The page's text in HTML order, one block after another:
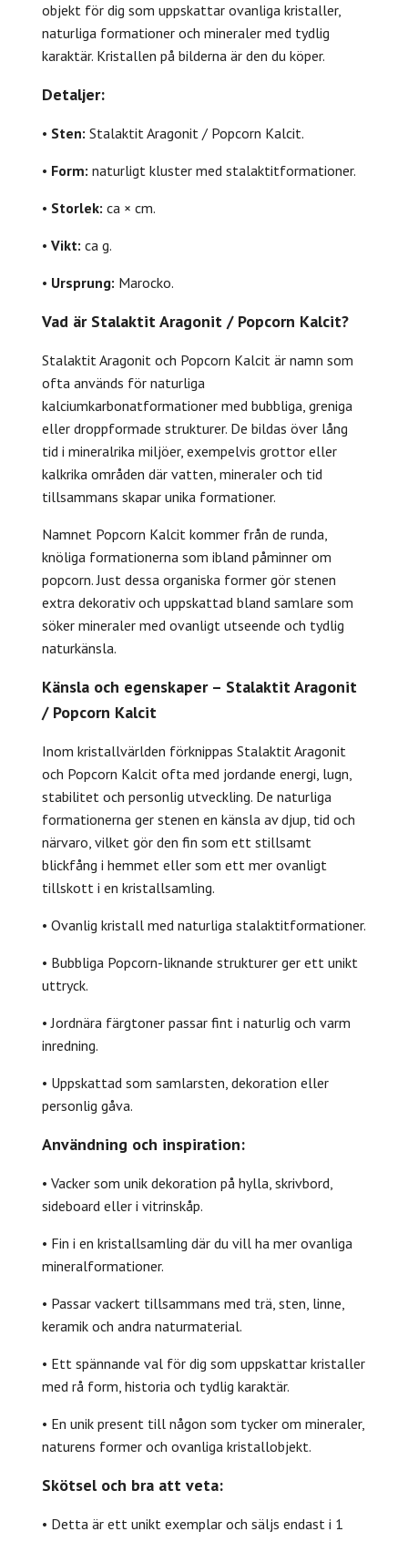
objekt för dig som uppskattar ovanliga kristaller,
naturliga formationer och mineraler med tydlig
karaktär. Kristallen på bilderna är den du köper.
Detaljer:
• Sten: Stalaktit Aragonit / Popcorn Kalcit.
• Form: naturligt kluster med stalaktitformationer.
• Storlek: ca × cm.
• Vikt: ca g.
• Ursprung: Marocko.
Vad är Stalaktit Aragonit / Popcorn Kalcit?
Stalaktit Aragonit och Popcorn Kalcit är namn som
ofta används för naturliga
kalciumkarbonatformationer med bubbliga, greniga
eller droppformade strukturer. De bildas över lång
tid i mineralrika miljöer, exempelvis grottor eller
kalkrika områden där vatten, mineraler och tid
tillsammans skapar unika formationer.
Namnet Popcorn Kalcit kommer från de runda,
knöliga formationerna som ibland påminner om
popcorn. Just dessa organiska former gör stenen
extra dekorativ och uppskattad bland samlare som
söker mineraler med ovanligt utseende och tydlig
naturkänsla.
Känsla och egenskaper – Stalaktit Aragonit
/ Popcorn Kalcit
Inom kristallvärlden förknippas Stalaktit Aragonit
och Popcorn Kalcit ofta med jordande energi, lugn,
stabilitet och personlig utveckling. De naturliga
formationerna ger stenen en känsla av djup, tid och
närvaro, vilket gör den fin som ett stillsamt
blickfång i hemmet eller som ett mer ovanligt
tillskott i en kristallsamling.
• Ovanlig kristall med naturliga stalaktitformationer.
• Bubbliga Popcorn-liknande strukturer ger ett unikt
uttryck.
• Jordnära färgtoner passar fint i naturlig och varm
inredning.
• Uppskattad som samlarsten, dekoration eller
personlig gåva.
Användning och inspiration:
• Vacker som unik dekoration på hylla, skrivbord,
sideboard eller i vitrinskåp.
• Fin i en kristallsamling där du vill ha mer ovanliga
mineralformationer.
• Passar vackert tillsammans med trä, sten, linne,
keramik och andra naturmaterial.
• Ett spännande val för dig som uppskattar kristaller
med rå form, historia och tydlig karaktär.
• En unik present till någon som tycker om mineraler,
naturens former och ovanliga kristallobjekt.
Skötsel och bra att veta:
• Detta är ett unikt exemplar och säljs endast i 1